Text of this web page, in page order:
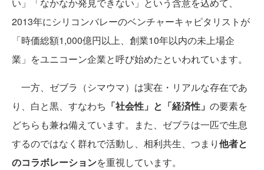
い」「なかなか発見できない」という含意を込めて、
2013年にシリコンバレーのベンチャーキャピタリストが
「時価総額1,000億円以上、創業10年以内の未上場企
業」をユニコーン企業と呼び始めたといわれています。
一方、ゼブラ（シマウマ）は実在・リアルな存在であ
り、白と黒、すなわち 「社会性」と「経済性」 の要素を
どちらも兼ね備えています。また、ゼブラは一匹で生息
するのではなく群れで活動し、相利共生、つまり他者と
のコラボレーションを重視しています。